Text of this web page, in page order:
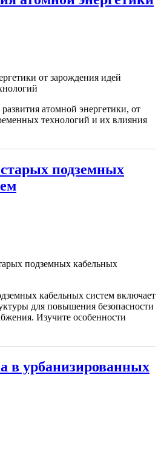
атомной энергетики, от
технологий и их влияния
подземных
кабельных систем включает
для повышения безопасности
Изучите особенности
в урбанизированных